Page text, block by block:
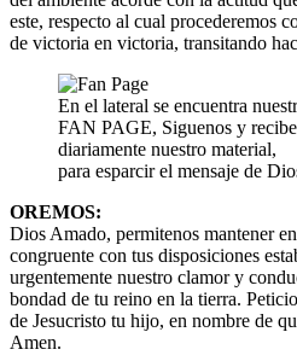
este, respecto al cual procederemos
de victoria en victoria, transitando
En el lateral se encuentra
FAN PAGE, Siguenos y recibe
diariamente nuestro material,
para esparcir el mensaje de
OREMOS:
Dios Amado, permitenos mantener
congruente con tus disposiciones
urgentemente nuestro clamor y
bondad de tu reino en la tierra.
de Jesucristo tu hijo, en nombre de
Amen.